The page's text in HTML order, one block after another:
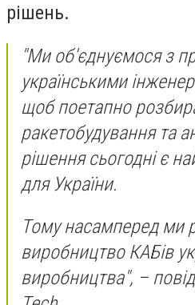
рішень.
"Ми об'єднуємося з
українськими
щоб поетапно
ракетобудування та
рішення сьогодні є
для України.
Тому насамперед ми
виробництво КАБів
виробництва", –